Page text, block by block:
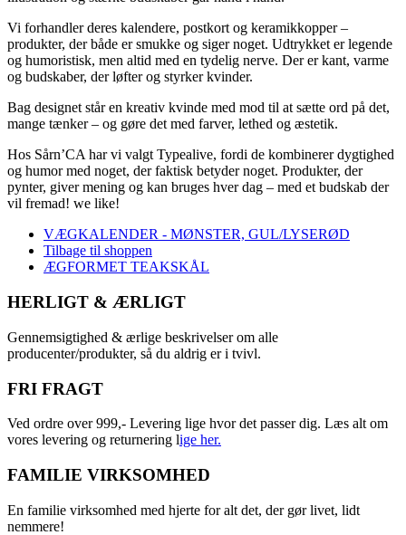
Vi forhandler deres kalendere, postkort og keramikkopper –
produkter, der både er smukke og siger noget. Udtrykket er legende
og humoristisk, men altid med en tydelig nerve. Der er kant, varme
og budskaber, der løfter og styrker kvinder.
Bag designet står en kreativ kvinde med mod til at sætte ord på det,
mange tænker – og gøre det med farver, lethed og æstetik.
Hos Sårn’CA har vi valgt Typealive, fordi de kombinerer dygtighed
og humor med noget, der faktisk betyder noget. Produkter, der
pynter, giver mening og kan bruges hver dag – med et budskab der
vil fremad! we like!
VÆGKALENDER - MØNSTER, GUL/LYSERØD
Tilbage til shoppen
ÆGFORMET TEAKSKÅL
HERLIGT & ÆRLIGT
Gennemsigtighed & ærlige beskrivelser om alle
producenter/produkter, så du aldrig er i tvivl.
FRI FRAGT
Ved ordre over 999,- Levering lige hvor det passer dig. Læs alt om
vores levering og returnering lige her.
FAMILIE VIRKSOMHED
En familie virksomhed med hjerte for alt det, der gør livet, lidt
nemmere!